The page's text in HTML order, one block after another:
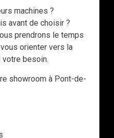
machines ?
avant de choisir ?
prendrons le temps
orienter vers la
votre besoin.
showroom à Pont-de-